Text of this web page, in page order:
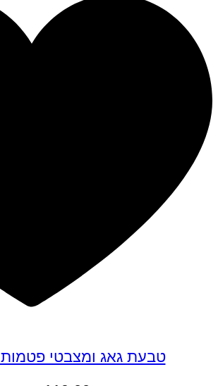
טבעת גאג ומצבטי פטמות Fetish